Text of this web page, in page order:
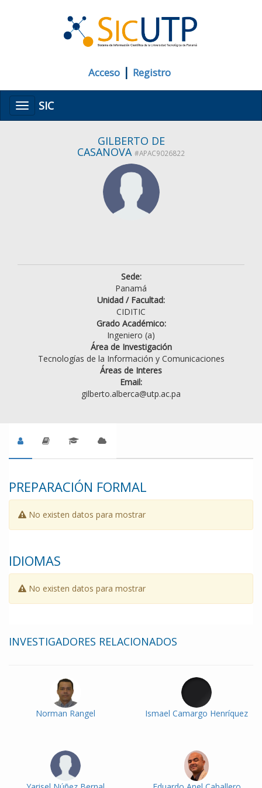
Acceso | Registro
MenúSIC
GILBERTO DE
CASANOVA #APAC9026822
Sede:
Panamá
Unidad / Facultad:
CIDITIC
Grado Académico:
Ingeniero (a)
Área de Investigación
Tecnologías de la Información y Comunicaciones
Áreas de Interes
Email:
gilberto.alberca@utp.ac.pa
PREPARACIÓN FORMAL
No existen datos para mostrar
IDIOMAS
No existen datos para mostrar
INVESTIGADORES RELACIONADOS
Norman Rangel Ismael Camargo Henríquez